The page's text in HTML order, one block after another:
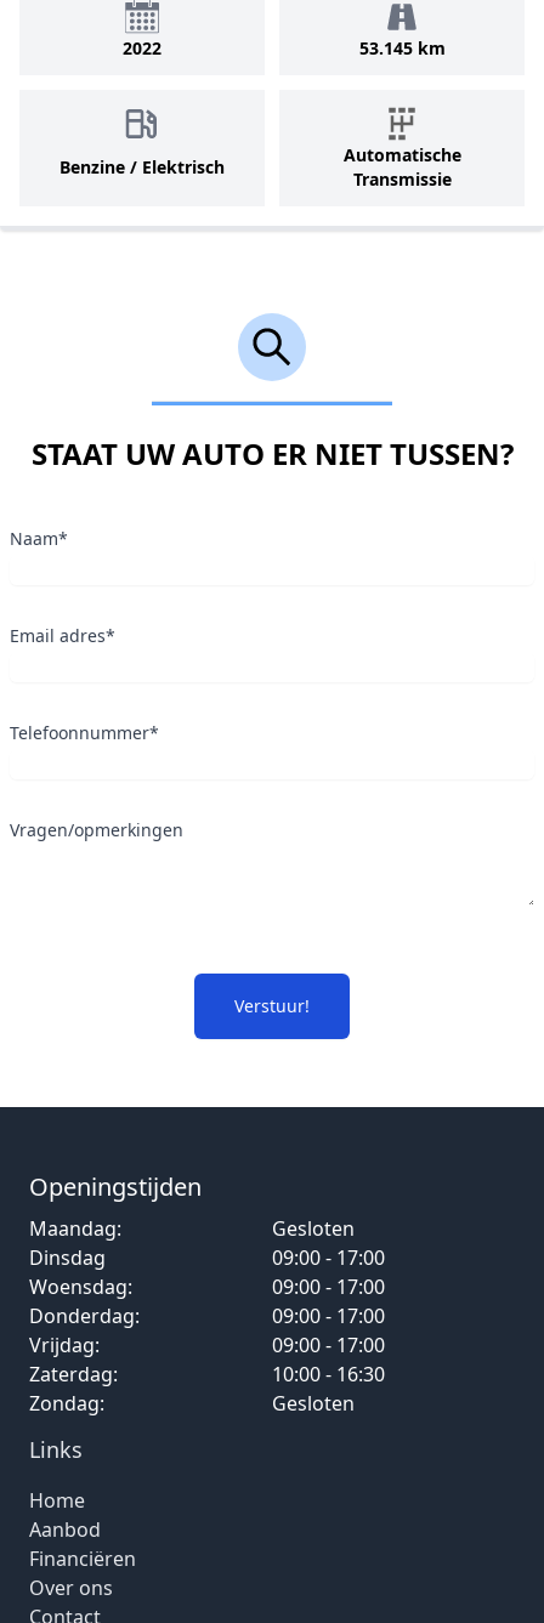
2022 53.145 km
Benzine / Elektrisch
Automatische
Transmissie
STAAT UW AUTO ER NIET TUSSEN?
Naam*
Email adres*
Telefoonnummer*
Vragen/opmerkingen
Verstuur!
Openingstijden
Maandag:
Gesloten
Dinsdag
09:00 - 17:00
Woensdag:
09:00 - 17:00
Donderdag:
09:00 - 17:00
Vrijdag:
09:00 - 17:00
Zaterdag:
10:00 - 16:30
Zondag:
Gesloten
Links
Home
Aanbod
Financiëren
Over ons
Contact